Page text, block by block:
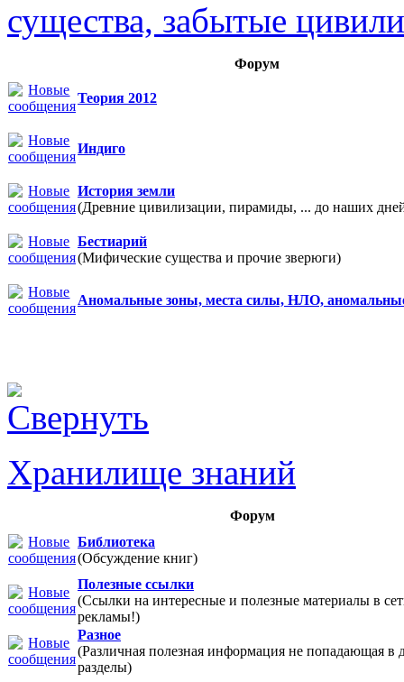
существа, забытые
Форум
Теория 2012
Индиго
История земли
(Древние цивилизации, пирамиды, ... до наших
Бестиарий
(Мифические существа и прочие зверюги)
Аномальные зоны, места силы, НЛО,
Хранилище знаний
Форум
Библиотека
(Обсуждение книг)
Полезные ссылки
(Ссылки на интересные и полезные материалы в
рекламы!)
Разное
(Различная полезная информация не попадающая в
разделы)